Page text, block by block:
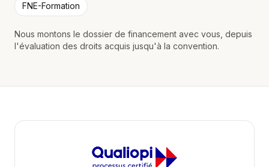
FNE-Formation
Nous montons le dossier de financement avec vous, depuis
l'évaluation des droits acquis jusqu'à la convention.